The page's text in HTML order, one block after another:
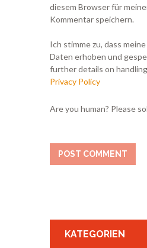
diesem Browser für
Kommentar speichern.
Ich stimme zu, dass
Daten erhoben und
further details on
Privacy Policy
Are you human? Please
KATEGORIEN